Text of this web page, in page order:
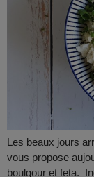
Les beaux jours
vous propose
boulgour et feta.